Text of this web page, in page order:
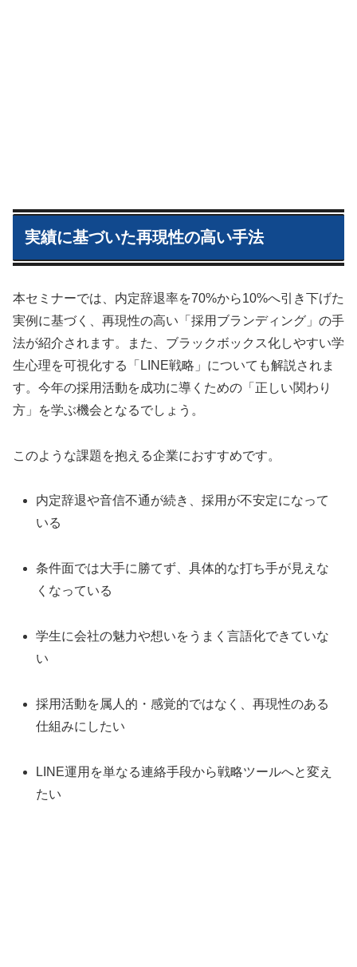
実績に基づいた再現性の高い手法
本セミナーでは、内定辞退率を70%から10%へ引き下げた
実例に基づく、再現性の高い「採用ブランディング」の手
法が紹介されます。また、ブラックボックス化しやすい学
生心理を可視化する「LINE戦略」についても解説されま
す。今年の採用活動を成功に導くための「正しい関わり
方」を学ぶ機会となるでしょう。
このような課題を抱える企業におすすめです。
内定辞退や音信不通が続き、採用が不安定になって
いる
条件面では大手に勝てず、具体的な打ち手が見えな
くなっている
学生に会社の魅力や想いをうまく言語化できていな
い
採用活動を属人的・感覚的ではなく、再現性のある
仕組みにしたい
LINE運用を単なる連絡手段から戦略ツールへと変え
たい